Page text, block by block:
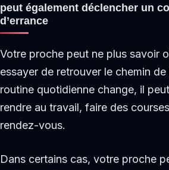
peut également déclencher un
d’errance
Votre proche peut ne plus savoir
essayer de retrouver le chemin de
routine quotidienne change, il
rendre au travail, faire des
rendez-vous.
Dans certains cas, votre proche